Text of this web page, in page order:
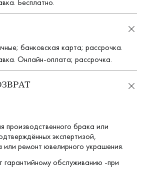
Бесплатно.
банковская карта; рассрочка.
Онлайн-оплата; рассрочка.
производственного брака или
экспертизой,
или ремонт ювелирного украшения.
гарантийному обслуживанию -при